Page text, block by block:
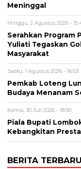
Meninggal
Minggu, 2 Agustus 2026 -
Serahkan Program
Yuliati Tegaskan
Masyarakat
Sabtu, 1 Agustus 2026 - 16:03
Pemkab Loteng
Budaya Menanam
Kamis, 30 Juli 2026 - 18:50
Piala Bupati
Kebangkitan
BERITA TERBARU